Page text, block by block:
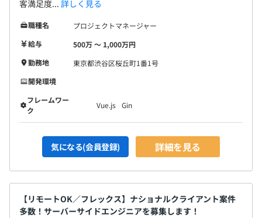
客満足度... 詳しく見る
職種名
プロジェクトマネージャー
給与
500万 〜 1,000万円
勤務地
東京都渋谷区桜丘町1番1号
開発環境
フレームワー
ク
Vue.js Gin
気になる(会員登録) 詳細を見る
【リモートOK／フレックス】ナショナルクライアント案件
多数！サーバーサイドエンジニアを募集します！